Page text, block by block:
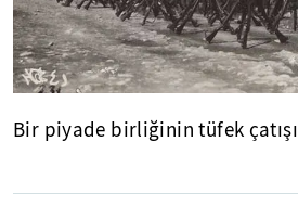
Bir piyade birliğinin tüfek çatışı